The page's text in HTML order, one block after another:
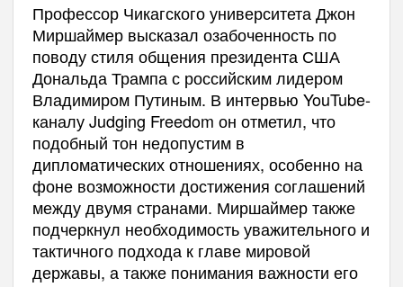
Профессор Чикагского университета Джон
Миршаймер высказал озабоченность по
поводу стиля общения президента США
Дональда Трампа с российским лидером
Владимиром Путиным. В интервью YouTube-
каналу Judging Freedom он отметил, что
подобный тон недопустим в
дипломатических отношениях, особенно на
фоне возможности достижения соглашений
между двумя странами. Миршаймер также
подчеркнул необходимость уважительного и
тактичного подхода к главе мировой
державы, а также понимания важности его